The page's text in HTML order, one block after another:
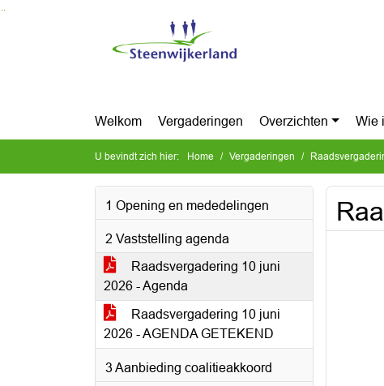
Ga naar de inhoud van deze pagina
Welkom Vergaderingen Overzichten Wie
U bevindt zich hier: Home Vergaderingen
1 Opening en mededelingen
2 Vaststelling agenda
Raadsvergadering 10 juni
2026 - Agenda
Raadsvergadering 10 juni
2026 - AGENDA GETEKEND
3 Aanbieding coalitieakkoord